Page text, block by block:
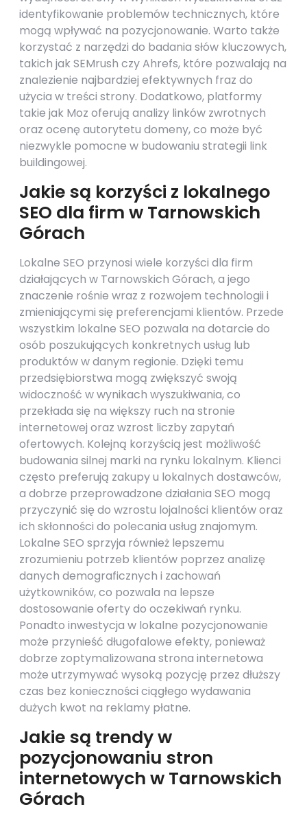
identyfikowanie problemów technicznych, które
mogą wpływać na pozycjonowanie. Warto także
korzystać z narzędzi do badania słów kluczowych,
takich jak SEMrush czy Ahrefs, które pozwalają na
znalezienie najbardziej efektywnych fraz do
użycia w treści strony. Dodatkowo, platformy
takie jak Moz oferują analizy linków zwrotnych
oraz ocenę autorytetu domeny, co może być
niezwykle pomocne w budowaniu strategii link
buildingowej.
Jakie są korzyści z lokalnego
SEO dla firm w Tarnowskich
Górach
Lokalne SEO przynosi wiele korzyści dla firm
działających w Tarnowskich Górach, a jego
znaczenie rośnie wraz z rozwojem technologii i
zmieniającymi się preferencjami klientów. Przede
wszystkim lokalne SEO pozwala na dotarcie do
osób poszukujących konkretnych usług lub
produktów w danym regionie. Dzięki temu
przedsiębiorstwa mogą zwiększyć swoją
widoczność w wynikach wyszukiwania, co
przekłada się na większy ruch na stronie
internetowej oraz wzrost liczby zapytań
ofertowych. Kolejną korzyścią jest możliwość
budowania silnej marki na rynku lokalnym. Klienci
często preferują zakupy u lokalnych dostawców,
a dobrze przeprowadzone działania SEO mogą
przyczynić się do wzrostu lojalności klientów oraz
ich skłonności do polecania usług znajomym.
Lokalne SEO sprzyja również lepszemu
zrozumieniu potrzeb klientów poprzez analizę
danych demograficznych i zachowań
użytkowników, co pozwala na lepsze
dostosowanie oferty do oczekiwań rynku.
Ponadto inwestycja w lokalne pozycjonowanie
może przynieść długofalowe efekty, ponieważ
dobrze zoptymalizowana strona internetowa
może utrzymywać wysoką pozycję przez dłuższy
czas bez konieczności ciągłego wydawania
dużych kwot na reklamy płatne.
Jakie są trendy w
pozycjonowaniu stron
internetowych w Tarnowskich
Górach